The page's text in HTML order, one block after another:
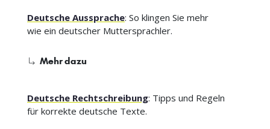
Deutsche Aussprache: So klingen Sie mehr
wie ein deutscher Muttersprachler.
Mehr dazu
Deutsche Rechtschreibung: Tipps und Regeln
für korrekte deutsche Texte.